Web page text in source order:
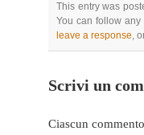
This entry was
You can follow any
leave a response,
Scrivi un
Ciascun